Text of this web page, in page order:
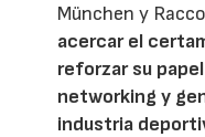
München y
acercar el
reforzar su
networking y
industria